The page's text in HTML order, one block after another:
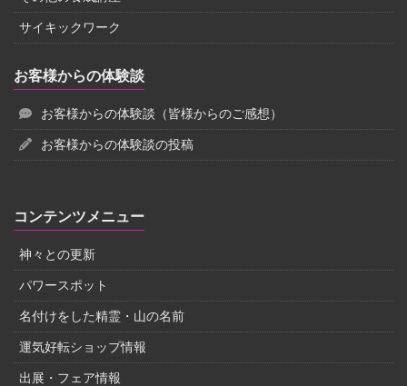
サイキックワーク
お客様からの体験談
お客様からの体験談（皆様からのご感想）
お客様からの体験談の投稿
コンテンツメニュー
神々との更新
パワースポット
名付けをした精霊・山の名前
運気好転ショップ情報
出展・フェア情報